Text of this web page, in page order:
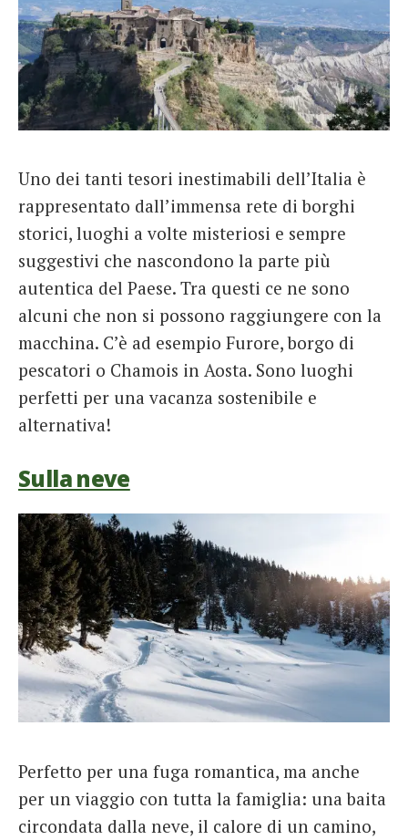
Uno dei tanti tesori inestimabili dell’Italia è
rappresentato dall’immensa rete di borghi
storici, luoghi a volte misteriosi e sempre
suggestivi che nascondono la parte più
autentica del Paese. Tra questi ce ne sono
alcuni che non si possono raggiungere con la
macchina. C’è ad esempio Furore, borgo di
pescatori o Chamois in Aosta. Sono luoghi
perfetti per una vacanza sostenibile e
alternativa!
Sulla neve
Perfetto per una fuga romantica, ma anche
per un viaggio con tutta la famiglia: una baita
circondata dalla neve, il calore di un camino,